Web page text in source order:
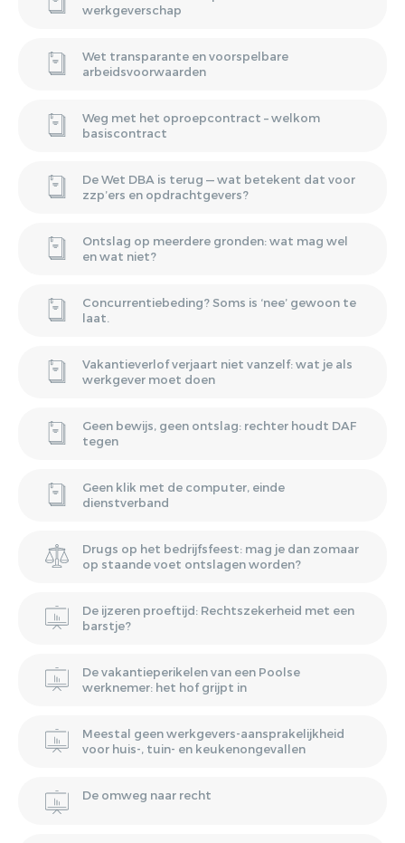
werkgeverschap
Wet transparante en voorspelbare
arbeidsvoorwaarden
Weg met het oproepcontract – welkom
basiscontract
De Wet DBA is terug — wat betekent dat voor
zzp’ers en opdrachtgevers?
Ontslag op meerdere gronden: wat mag wel
en wat niet?
Concurrentiebeding? Soms is ‘nee’ gewoon te
laat.
Vakantieverlof verjaart niet vanzelf: wat je als
werkgever moet doen
Geen bewijs, geen ontslag: rechter houdt DAF
tegen
Geen klik met de computer, einde
dienstverband
Drugs op het bedrijfsfeest: mag je dan zomaar
op staande voet ontslagen worden?
De ijzeren proeftijd: Rechtszekerheid met een
barstje?
De vakantieperikelen van een Poolse
werknemer: het hof grijpt in
Meestal geen werkgevers-aansprakelijkheid
voor huis-, tuin- en keukenongevallen
De omweg naar recht